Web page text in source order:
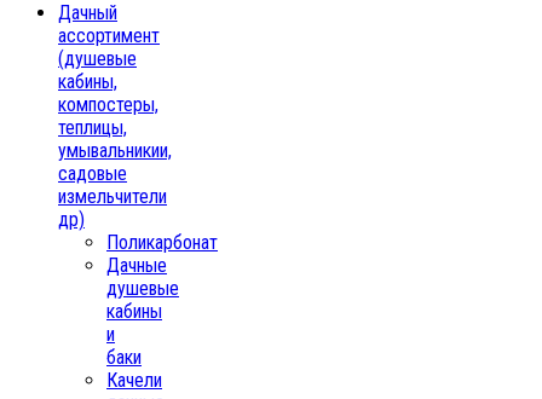
Дачный
ассортимент
(душевые
кабины,
компостеры,
теплицы,
умывальникии,
садовые
измельчители
др)
Поликарбонат
Дачные
душевые
кабины
и
баки
Качели